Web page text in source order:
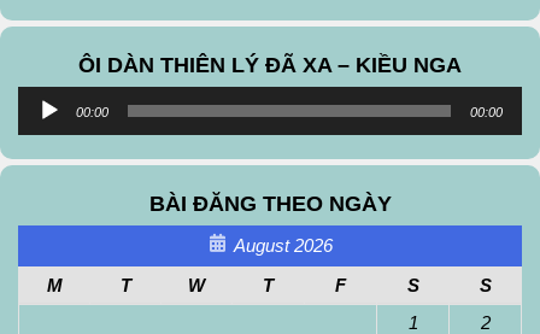
ÔI DÀN THIÊN LÝ ĐÃ XA – KIỀU NGA
Audio
00:00 00:00
BÀI ĐĂNG THEO NGÀY
August 2026
M
T W T F S
S
1
2